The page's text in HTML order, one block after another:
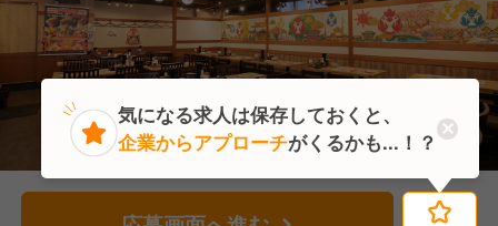
気になる求人は保存しておくと、
企業からアプローチがくるかも...！？